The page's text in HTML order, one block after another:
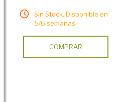
Sin Stock. Disponible en
5/6 semanas.
COMPRAR